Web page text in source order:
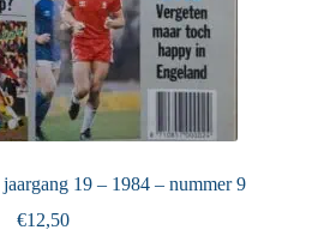
19 – 1984 – nummer 9
€12,50